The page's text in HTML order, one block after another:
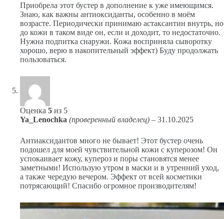
Приобрела этот бустер в дополнение к уже имеющимся.
Знаю, как важны антиоксиданты, особенно в моём
возрасте. Периодически принимаю астаксантин внутрь, но
до кожи в таком виде он, если и доходит, то недостаточно.
Нужна подпитка снаружи. Кожа восприняла сыворотку
хорошо, верю в накопительный эффект) Буду продолжать
пользоваться.
Оценка 5 из 5
Ya_Lenochka (проверенный владелец) – 31.10.2025
Антиаксидантов много не бывает! Этот бустер очень
подошел для моей чувствительной кожи с куперозом! Он
успокаивает кожу, купероз и поры становятся менее
заметными! Использую утром в маски и в утренний уход,
а также чередую вечером. Эффект от всей косметики
потрясающий! Спасибо огромное производителям!